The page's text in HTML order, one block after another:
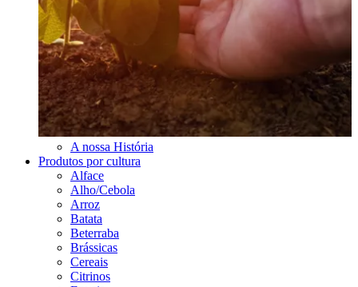
A nossa História
Produtos por cultura
Alface
Alho/Cebola
Arroz
Batata
Beterraba
Brássicas
Cereais
Citrinos